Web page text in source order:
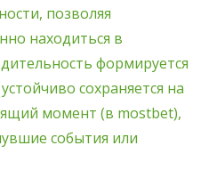
позволяя
находиться в
формируется
сохраняется на
момент (в mostbet),
события или